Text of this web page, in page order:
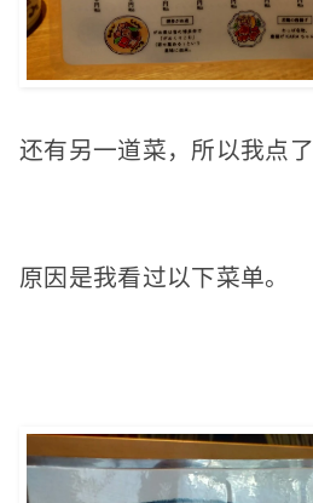
还有另一道菜，所以我点了
原因是我看过以下菜单。